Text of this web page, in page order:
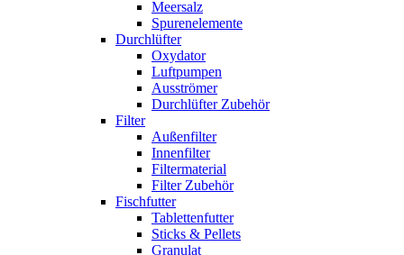
Meersalz
Spurenelemente
Durchlüfter
Oxydator
Luftpumpen
Ausströmer
Durchlüfter Zubehör
Filter
Außenfilter
Innenfilter
Filtermaterial
Filter Zubehör
Fischfutter
Tablettenfutter
Sticks & Pellets
Granulat